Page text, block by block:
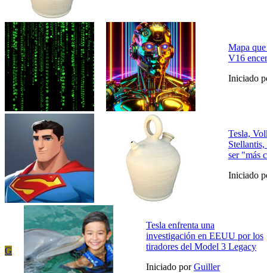
Mapa
V16
Iniciado
Tesla,
ser "más
Iniciado
G
Tesla enfrenta una
investigación en EEUU por los
tiradores del Model 3 Legacy
Iniciado porGuiller